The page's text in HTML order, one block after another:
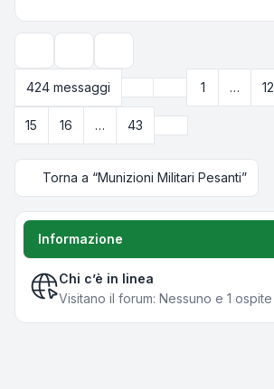
424 messaggi
Pagina14 di
Precedente
1 … 12
15 16 … 43
Torna a “Munizioni Militari Pesanti”
Informazione
Chi c’è in linea
Visitano il forum: Nessuno e 1 ospite